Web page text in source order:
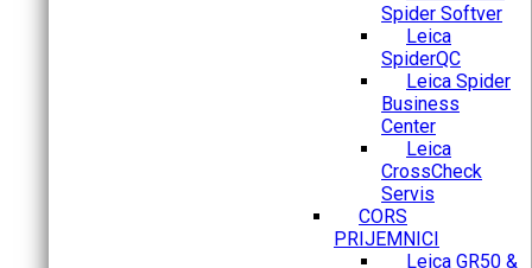
Spider Softver
Leica
SpiderQC
Leica Spider
Business
Center
Leica
CrossCheck
Servis
CORS
PRIJEMNICI
Leica GR50 &